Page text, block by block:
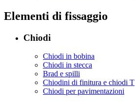
Elementi di fissaggio
Chiodi
Chiodi in bobina
Chiodi in stecca
Brad e spilli
Chiodini di finitura e chiodi T
Chiodi per pavimentazioni